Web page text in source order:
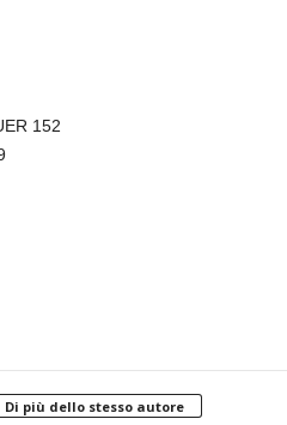
152
Di più dello stesso autore